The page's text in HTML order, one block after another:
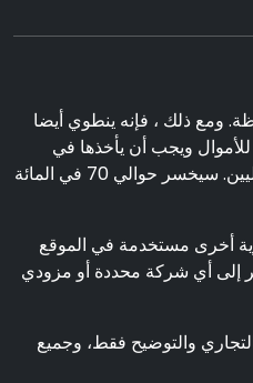
ومع ذلك ، فإنه ينطوي أيضا
ويجب أن يأخذها في
الاعتبار من قبل المستثمرين الأوليين. سيخسر حوالي 70 في المائة
أخرى مستخدمة في الموقع
إلى أي شركة محددة أو مزودي
والتوضيح فقط، وجميع